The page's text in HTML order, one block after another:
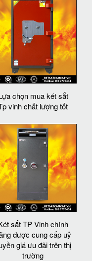
chọn mua két sắt
vinh chất lượng tốt
sắt TP Vinh chính
được cung cấp uỷ
giá ưu đãi trên thị
trường